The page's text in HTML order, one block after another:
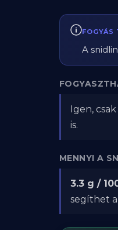
FOGYÁS
A
Igen,
is.
MENNYI A
3.3 g /
segíthet